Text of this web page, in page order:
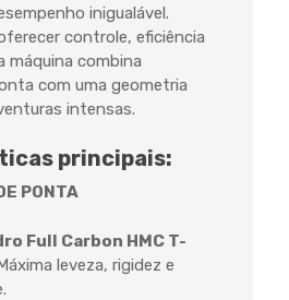
inigualável.
controle, eficiência
combina
com uma geometria
intensas.
principais:
PONTA
Full Carbon HMC T-
leveza, rigidez e